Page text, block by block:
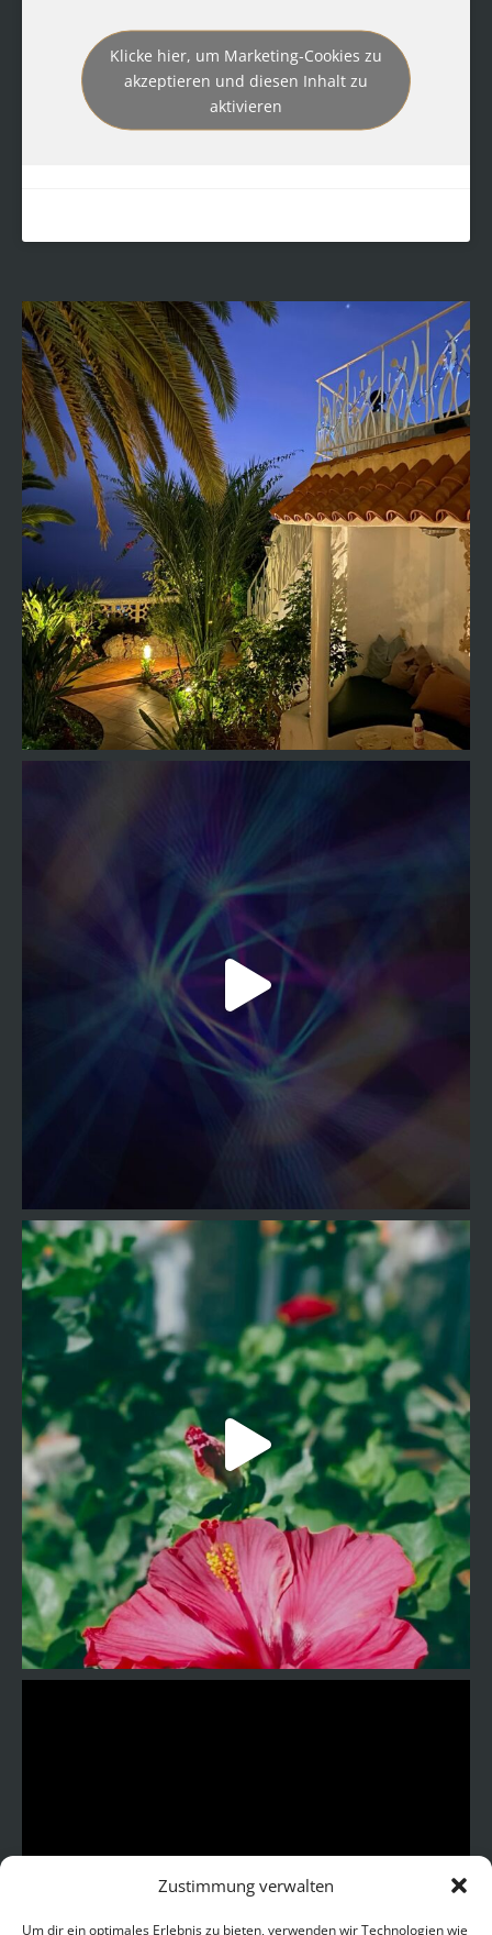
Zustimmung verwalten
Um dir ein optimales Erlebnis zu bieten, verwenden wir Technologien wie
Klicke hier, um Marketing-Cookies zu
akzeptieren und diesen Inhalt zu
aktivieren